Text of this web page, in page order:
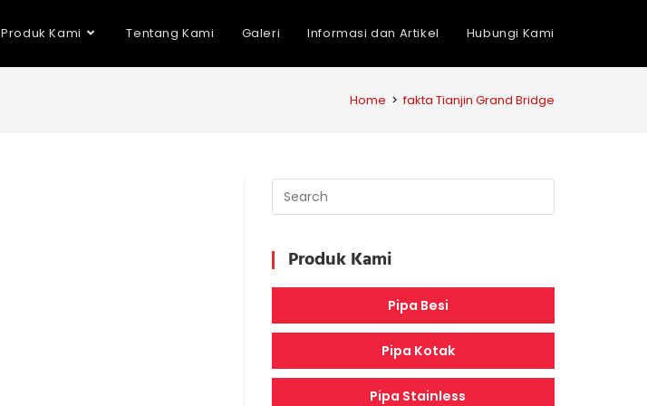
Produk Kami Tentang Kami Galeri Informasi dan Artikel Hubungi Kami
Home > fakta Tianjin Grand Bridge
Produk Kami
Pipa Besi
Pipa Kotak
Pipa Stainless